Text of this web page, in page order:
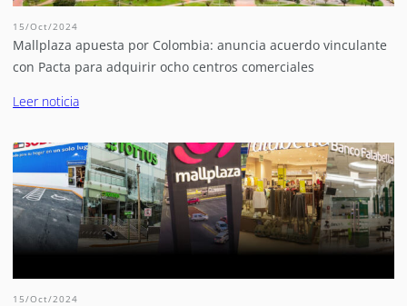
15/Oct/2024
Mallplaza apuesta por Colombia: anuncia acuerdo vinculante
con Pacta para adquirir ocho centros comerciales
Leer noticia
15/Oct/2024